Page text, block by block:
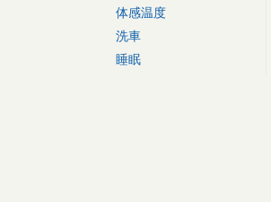
体感温度
洗車
睡眠